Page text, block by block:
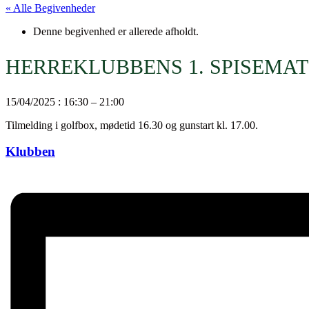
« Alle Begivenheder
Denne begivenhed er allerede afholdt.
HERREKLUBBENS 1.
15/04/2025 : 16:30 – 21:00
Tilmelding i golfbox, mødetid 16.30 og gunstart kl. 17.00.
Klubben